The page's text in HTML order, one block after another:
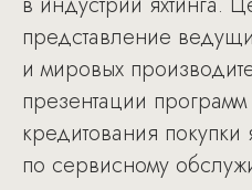
представление
и мировых
презентации программ
кредитования
по сервисному